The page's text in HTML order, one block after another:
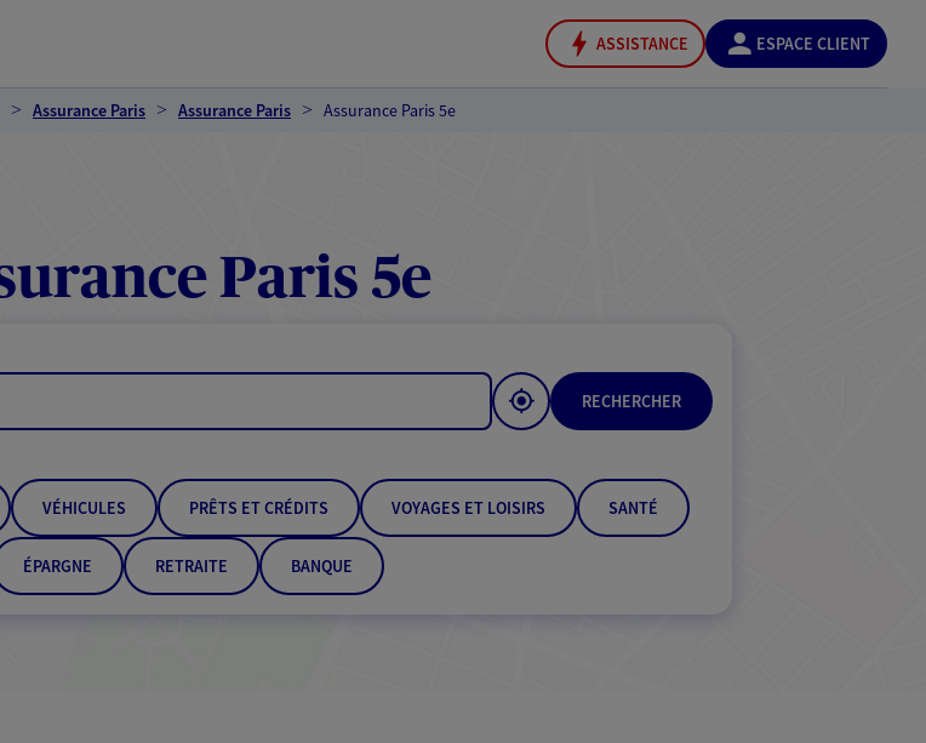
ASSISTANCE ESPACE CLIENT
Assurance Paris Assurance Paris Assurance Paris 5e
Paris 5e
RECHERCHER
VÉHICULES PRÊTS ET CRÉDITS VOYAGES ET LOISIRS SANTÉ
ÉPARGNE RETRAITE BANQUE